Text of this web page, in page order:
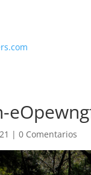
|0 Comentarios